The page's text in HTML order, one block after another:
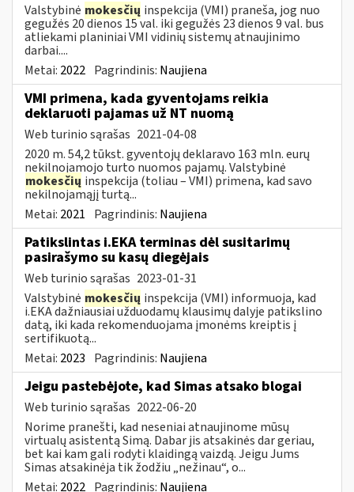
Valstybinė mokesčių inspekcija (VMI) praneša, jog nuo
gegužės 20 dienos 15 val. iki gegužės 23 dienos 9 val. bus
atliekami planiniai VMI vidinių sistemų atnaujinimo
darbai....
Metai: 2022 Pagrindinis: Naujiena
VMI primena, kada gyventojams reikia
deklaruoti pajamas už NT nuomą
Web turinio sąrašas 2021-04-08
2020 m. 54,2 tūkst. gyventojų deklaravo 163 mln. eurų
nekilnojamojo turto nuomos pajamų. Valstybinė
mokesčių inspekcija (toliau – VMI) primena, kad savo
nekilnojamąjį turtą...
Metai: 2021 Pagrindinis: Naujiena
Patikslintas i.EKA terminas dėl susitarimų
pasirašymo su kasų diegėjais
Web turinio sąrašas 2023-01-31
Valstybinė mokesčių inspekcija (VMI) informuoja, kad
i.EKA dažniausiai užduodamų klausimų dalyje patikslino
datą, iki kada rekomenduojama įmonėms kreiptis į
sertifikuotą...
Metai: 2023 Pagrindinis: Naujiena
Jeigu pastebėjote, kad Simas atsako blogai
Web turinio sąrašas 2022-06-20
Norime pranešti, kad neseniai atnaujinome mūsų
virtualų asistentą Simą. Dabar jis atsakinės dar geriau,
bet kai kam gali rodyti klaidingą vaizdą. Jeigu Jums
Simas atsakinėja tik žodžiu „nežinau“, o...
Metai: 2022 Pagrindinis: Naujiena